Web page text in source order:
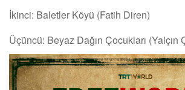
İkinci: Baletler Köyü (Fatih Diren)
Üçüncü: Beyaz Dağın Çocukları (Yalçın